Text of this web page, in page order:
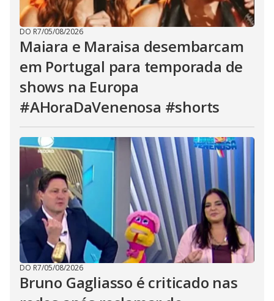
DO R7/05/08/2026
Maiara e Maraisa desembarcam
em Portugal para temporada de
shows na Europa
#AHoraDaVenenosa #shorts
DO R7/05/08/2026
Bruno Gagliasso é criticado nas